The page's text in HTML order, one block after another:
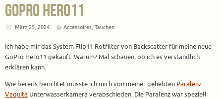
GoPro Hero11
März 25, 2024 Accessoires,Tauchen
Ich habe mir das System Flip11 Rotfilter von Backscatter für meine neue
GoPro Hero11 gekauft. Warum? Mal schauen, ob ich es verständlich
erklären kann.
Wie bereits berichtet musste ich mich von meiner geliebten Paralenz
Vaquita Unterwasserkamera verabschieden. Die Paralenz war speziell